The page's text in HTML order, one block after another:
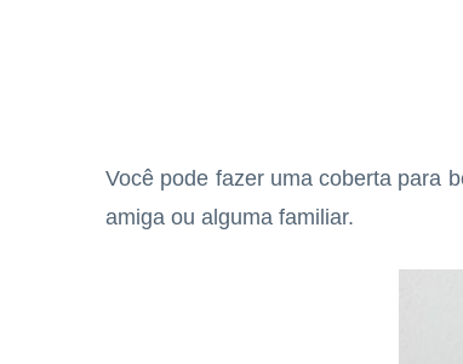
Você pode fazer uma coberta para
amiga ou alguma familiar.